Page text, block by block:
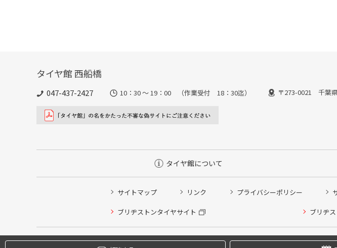
タイヤ館 西船橋
047-437-2427 10：30 ～ 19：00 （作業受付 18：30迄） 〒273-0021 千葉
タイヤ館について
サイトマップ リンク プライバシーポリシー
ブリヂストンタイヤサイト ブリヂ
Copyright © 2024 Bridgestone
タイヤ点検・安全点検/タイヤ履き替え/オイル交換/その他ピット作業の予約
クローク契約会員専用タイヤ履き替え※タイヤ履き替えを希望のクローク契約会員の方はこち
本日のタイヤ履き替え順番待ち予約 ※クローク契約会員の方はご利用いただけません